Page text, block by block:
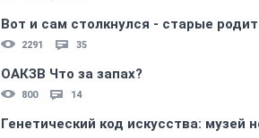
Вот и сам столкнулся - старые
2291 35
ОАКЗВ Что за запах?
800 14
Генетический код искусства: музей